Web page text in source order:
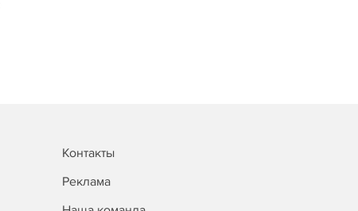
Контакты
Реклама